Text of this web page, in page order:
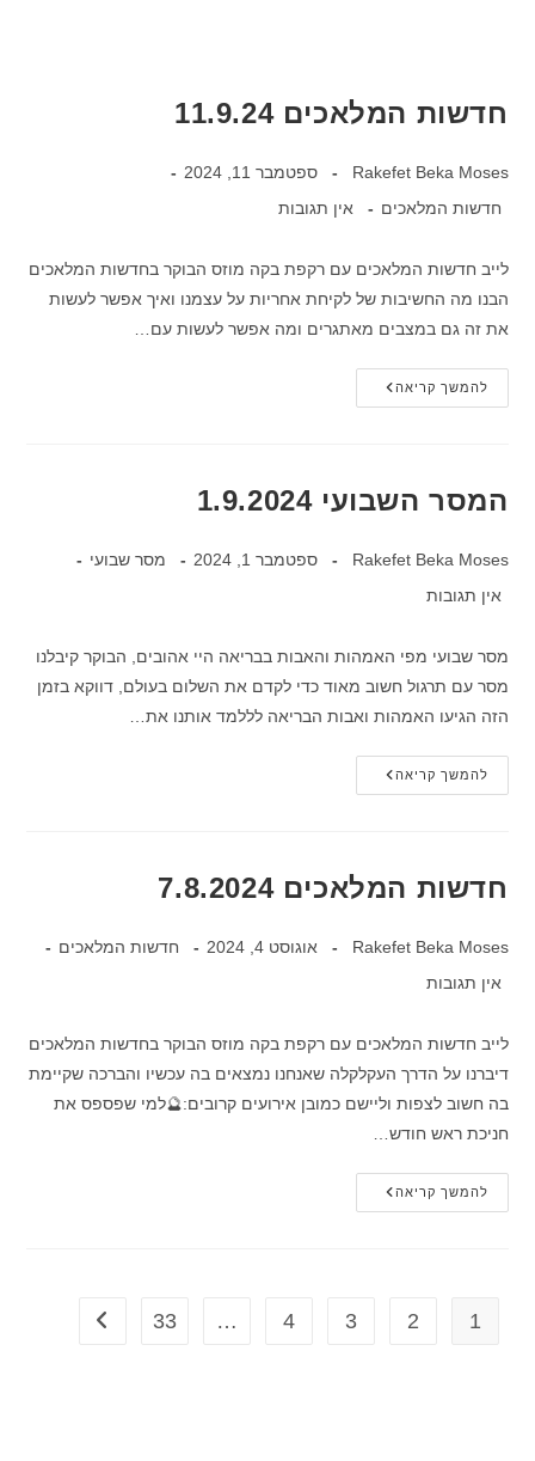
חדשות המלאכים 11.9.24
Rakefet Beka Moses
ספטמבר 11, 2024
חדשות המלאכים
אין תגובות
לייב חדשות המלאכים עם רקפת בקה מוזס הבוקר בחדשות המלאכים
הבנו מה החשיבות של לקיחת אחריות על עצמנו ואיך אפשר לעשות
את זה גם במצבים מאתגרים ומה אפשר לעשות עם…
להמשך קריאה
המסר השבועי 1.9.2024
Rakefet Beka Moses ספטמבר 1, 2024
מסר שבועי
אין תגובות
מסר שבועי מפי האמהות והאבות בבריאה היי אהובים, הבוקר קיבלנו
מסר עם תרגול חשוב מאוד כדי לקדם את השלום בעולם, דווקא בזמן
הזה הגיעו האמהות ואבות הבריאה לללמד אותנו את…
להמשך קריאה
חדשות המלאכים 7.8.2024
Rakefet Beka Moses אוגוסט 4, 2024
חדשות המלאכים
אין תגובות
לייב חדשות המלאכים עם רקפת בקה מוזס הבוקר בחדשות המלאכים
דיברנו על הדרך העקלקלה שאנחנו נמצאים בה עכשיו והברכה שקיימת
בה חשוב לצפות וליישם כמובן אירועים קרובים:🔮למי שפספס את
חניכת ראש חודש…
להמשך קריאה
1
2
3
4
…
33